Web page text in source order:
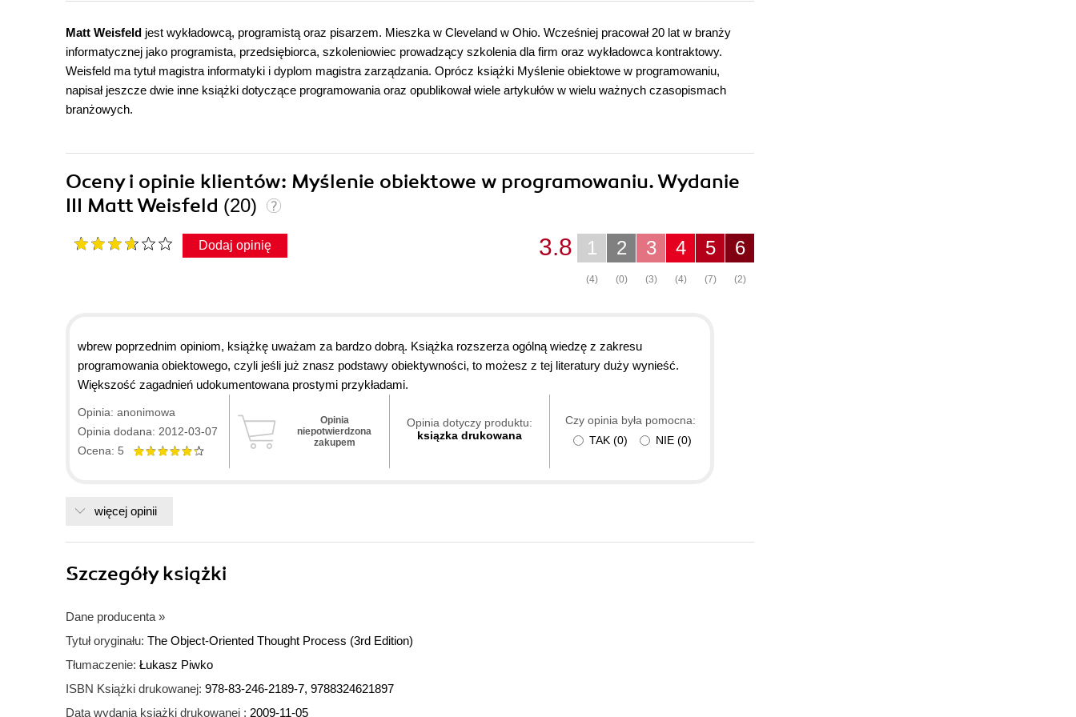
Matt Weisfeld jest wykładowcą, programistą oraz pisarzem. Mieszka w Cleveland w Ohio. Wcześniej pracował 20 lat w branży
informatycznej jako programista, przedsiębiorca, szkoleniowiec prowadzący szkolenia dla firm oraz wykładowca kontraktowy.
Weisfeld ma tytuł magistra informatyki i dyplom magistra zarządzania. Oprócz książki Myślenie obiektowe w programowaniu,
napisał jeszcze dwie inne książki dotyczące programowania oraz opublikował wiele artykułów w wielu ważnych czasopismach
branżowych.
Oceny i opinie klientów: Myślenie obiektowe w programowaniu. Wydanie
III Matt Weisfeld (20)
Dodaj opinię 6
(2)
5
(7)
4
(4)
3
(3)
2
(0)
1
(4)
3.8
wbrew poprzednim opiniom, książkę uważam za bardzo dobrą. Książka rozszerza ogólną wiedzę z zakresu
programowania obiektowego, czyli jeśli już znasz podstawy obiektywności, to możesz z tej literatury duży wynieść.
Większość zagadnień udokumentowana prostymi przykładami.
Opinia: anonimowa
Opinia dodana: 2012-03-07
Ocena: 5
Opinia
niepotwierdzona
zakupem
Opinia dotyczy produktu:
ksiązka drukowana
Czy opinia była pomocna:
TAK (0) NIE (0)
więcej opinii
Szczegółyksiążki
Dane producenta »
Tytuł oryginału: The Object-Oriented Thought Process (3rd Edition)
Tłumaczenie: Łukasz Piwko
ISBN Książki drukowanej: 978-83-246-2189-7, 9788324621897
Data wydania książki drukowanej : 2009-11-05